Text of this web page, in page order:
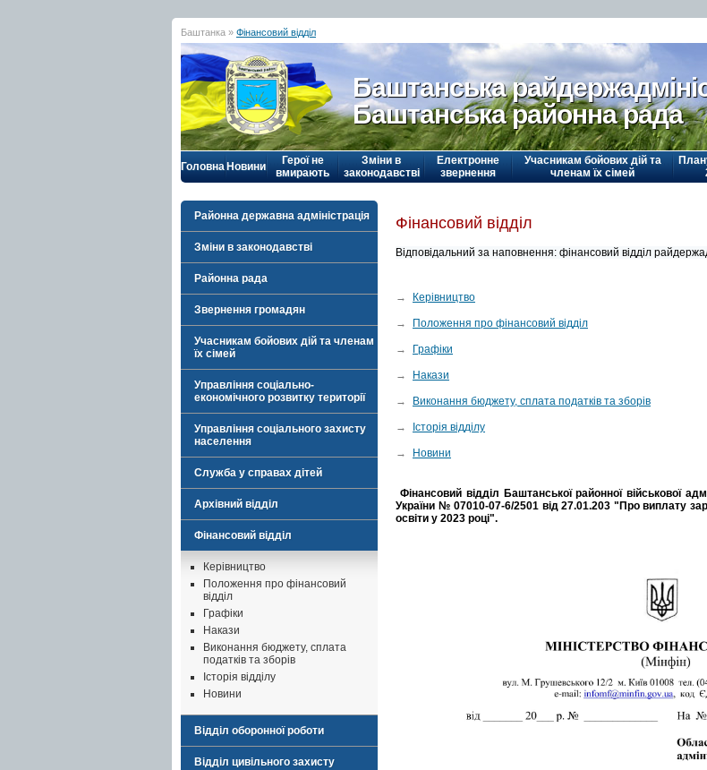
Баштанка » Фінансовий відділ
Баштанська
Баштанська районна рада
Головна Новини
Герої не
вмирають
Зміни в
законодавстві
Електронне
звернення
Учасникам бойових дій та
членам їх сімей
Районна державна адміністрація
Зміни в законодавстві
Районна рада
Звернення громадян
Учасникам бойових дій та членам
їх сімей
Управління соціально-
економічного розвитку території
Управління соціального захисту
населення
Служба у справах дітей
Архівний відділ
Фінансовий відділ
Керівництво
Положення про фінансовий
відділ
Графіки
Накази
Виконання бюджету, сплата
податків та зборів
Історія відділу
Новини
Відділ оборонної роботи
Відділ цивільного захисту
Фінансовий відділ
Відповідальний за наповнення: фінансовий відділ
→ Керівництво
→ Положення про фінансовий відділ
→ Графіки
→ Накази
→ Виконання бюджету, сплата податків та зборів
→ Історія відділу
→ Новини
Фінансовий відділ Баштанської районної військової
України № 07010-07-6/2501 від 27.01.203 "Про виплату
освіти у 2023 році".